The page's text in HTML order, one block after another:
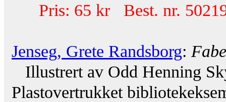
Pris: 65 kr Best. nr.
Jenseg, Grete Randsborg:
Illustrert av Odd Henning
Plastovertrukket